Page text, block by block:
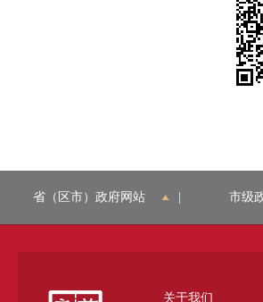
省（区市）政府网站 市级
关于我们